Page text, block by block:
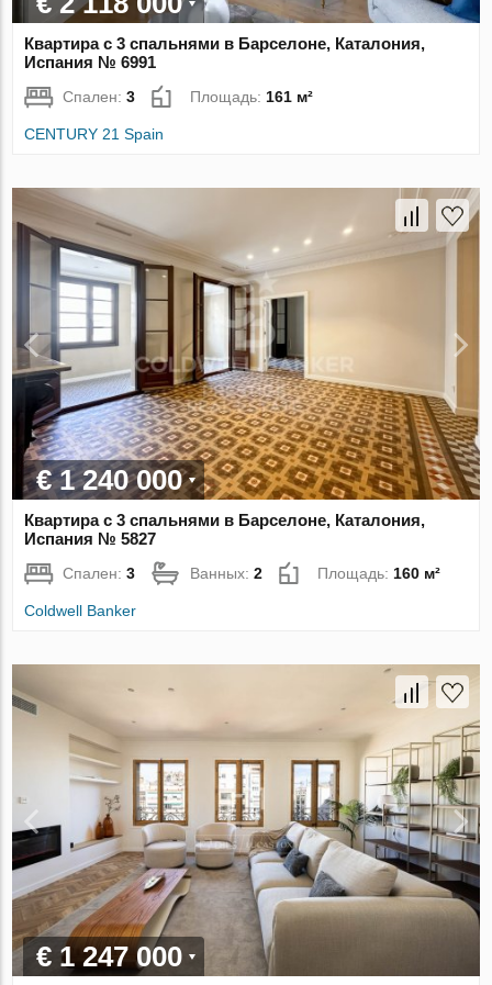
Квартира с 3 спальнями в Барселоне, Каталония,
Испания № 6991
Спален:3 Площадь: 161 м²
CENTURY 21 Spain
€ 1 240 000
Квартира с 3 спальнями в Барселоне, Каталония,
Испания № 5827
Спален:3 Ванных:2 Площадь: 160 м²
Coldwell Banker
€ 1 247 000